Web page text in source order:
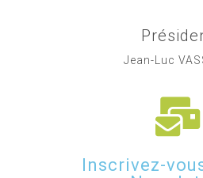
Jean-Luc
Inscrivez-